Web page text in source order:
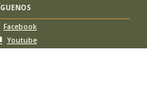
Facebook
Youtube